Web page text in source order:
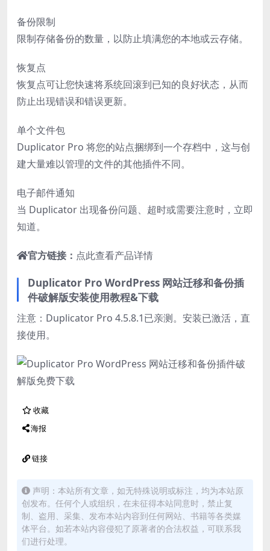
备份限制
限制存储备份的数量，以防止填满您的本地或云存储。
恢复点
恢复点可让您快速将系统回滚到已知的良好状态，从而
防止出现错误和错误更新。
单个文件包
Duplicator Pro 将您的站点捆绑到一个存档中，这与创
建大量难以管理的文件的其他插件不同。
电子邮件通知
当 Duplicator 出现备份问题、超时或需要注意时，立即
知道。
官方链接： 点此查看产品详情
Duplicator Pro WordPress 网站迁移和备份插
件破解版安装使用教程&下载
注意：Duplicator Pro 4.5.8.1已亲测。安装已激活，直
接使用。
收藏
海报
链接
声明：本站所有文章，如无特殊说明或标注，均为本站原
创发布。任何个人或组织，在未征得本站同意时，禁止复
制、盗用、采集、发布本站内容到任何网站、书籍等各类媒
体平台。如若本站内容侵犯了原著者的合法权益，可联系我
们进行处理。